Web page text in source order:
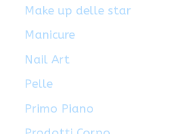
Make up delle star
Manicure
Nail Art
Pelle
Primo Piano